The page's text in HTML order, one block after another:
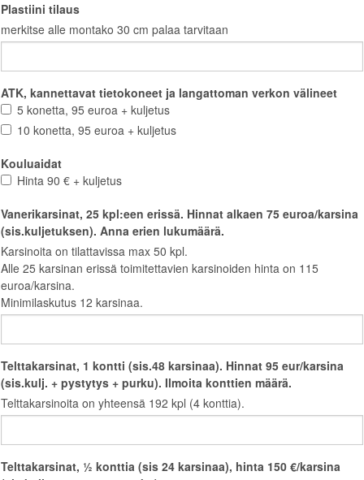
Plastiini tilaus
merkitse alle montako 30 cm palaa tarvitaan
ATK, kannettavat tietokoneet ja langattoman verkon välineet
5 konetta, 95 euroa + kuljetus
10 konetta, 95 euroa + kuljetus
Kouluaidat
Hinta 90 € + kuljetus
Vanerikarsinat, 25 kpl:een erissä. Hinnat alkaen 75 euroa/karsina
(sis.kuljetuksen). Anna erien lukumäärä.
Karsinoita on tilattavissa max 50 kpl.
Alle 25 karsinan erissä toimitettavien karsinoiden hinta on 115
euroa/karsina.
Minimilaskutus 12 karsinaa.
Telttakarsinat, 1 kontti (sis.48 karsinaa). Hinnat 95 eur/karsina
(sis.kulj. + pystytys + purku). Ilmoita konttien määrä.
Telttakarsinoita on yhteensä 192 kpl (4 konttia).
Telttakarsinat, ½ konttia (sis 24 karsinaa), hinta 150 €/karsina